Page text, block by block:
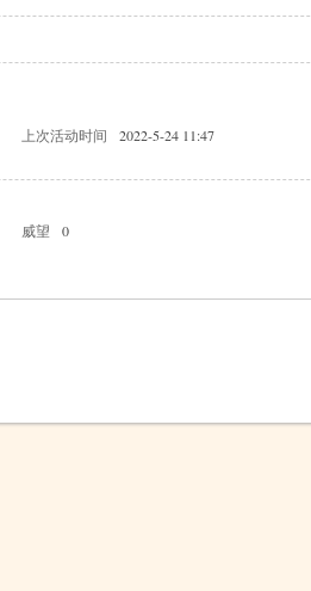
上次活动时间
2022-5-24 11:47
威望
0